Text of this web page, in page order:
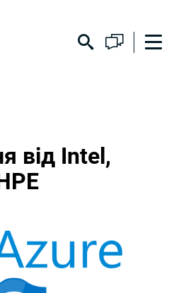
від Intel,